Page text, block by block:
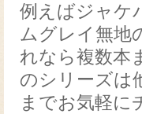
例えばジャケ
ムグレイ無地
れなら複数本
のシリーズは
までお気軽に